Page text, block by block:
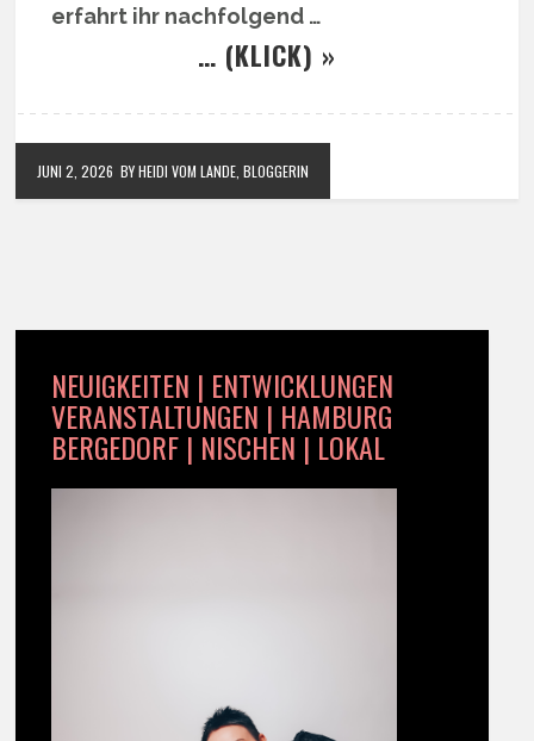
erfahrt ihr nachfolgend …
… (KLICK) »
JUNI 2, 2026 BY HEIDI VOM LANDE, BLOGGERIN
NEUIGKEITEN | ENTWICKLUNGEN
VERANSTALTUNGEN | HAMBURG
BERGEDORF | NISCHEN | LOKAL